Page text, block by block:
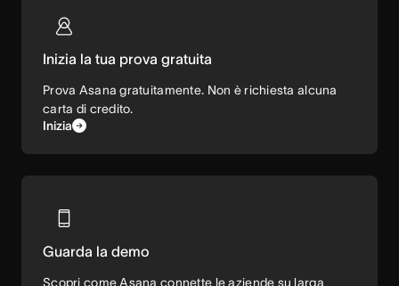
Inizia la tua prova gratuita
Prova Asana gratuitamente. Non è richiesta alcuna
carta di credito.
Inizia
Guarda la demo
Scopri come Asana connette le aziende su larga